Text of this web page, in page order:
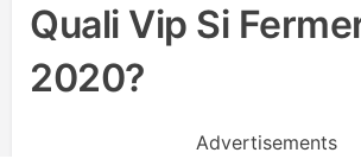
Quali Vip Si
2020?
Advertisements